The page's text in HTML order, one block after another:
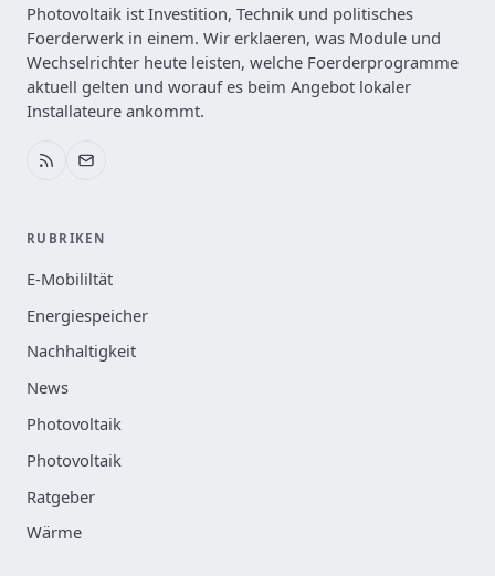
Photovoltaik ist Investition, Technik und politisches
Foerderwerk in einem. Wir erklaeren, was Module und
Wechselrichter heute leisten, welche Foerderprogramme
aktuell gelten und worauf es beim Angebot lokaler
Installateure ankommt.
RUBRIKEN
E-Mobililtät
Energiespeicher
Nachhaltigkeit
News
Photovoltaik
Photovoltaik
Ratgeber
Wärme